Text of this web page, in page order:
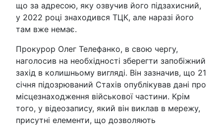
що за адресою, яку озвучив його підзахисний,
у 2022 році знаходився ТЦК, але наразі його
там вже немає.
Прокурор Олег Телефанко, в свою чергу,
наголосив на необхідності зберегти запобіжний
захід в колишньому вигляді. Він зазначив, що 21
січня підозрюваний Стахів опублікував дані про
місцезнаходження військової частини. Крім
того, у відеозапису, який він виклав в мережу,
присутні елементи, що дозволяють